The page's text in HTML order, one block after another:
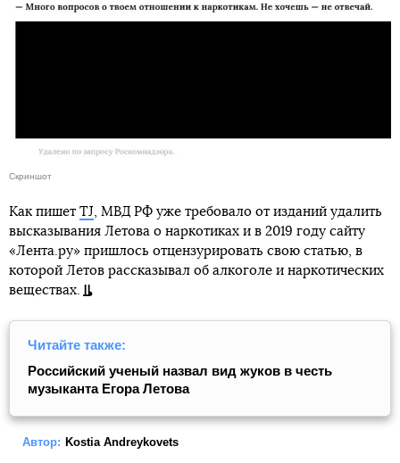
Скриншот
Как пишет TJ, МВД РФ уже требовало от изданий удалить
высказывания Летова о наркотиках и в 2019 году сайту
«Лента.ру» пришлось отцензурировать свою статью, в
которой Летов рассказывал об алкоголе и наркотических
веществах.
Читайте также:
Российский ученый назвал вид жуков в честь
музыканта Егора Летова
Автор: Kostia Andreykovets